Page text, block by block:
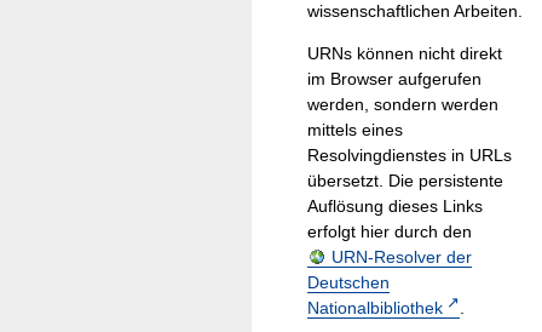
wissenschaftlichen Arbeiten.
URNs können nicht direkt
im Browser aufgerufen
werden, sondern werden
mittels eines
Resolvingdienstes in URLs
übersetzt. Die persistente
Auflösung dieses Links
erfolgt hier durch den
URN-Resolver der
Deutschen
Nationalbibliothek
.